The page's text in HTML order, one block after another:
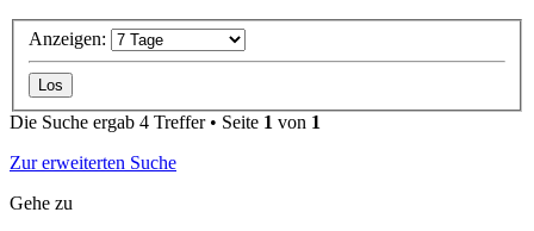
Anzeigen:
Die Suche ergab 4 Treffer • Seite 1 von 1
Zur erweiterten Suche
Gehe zu